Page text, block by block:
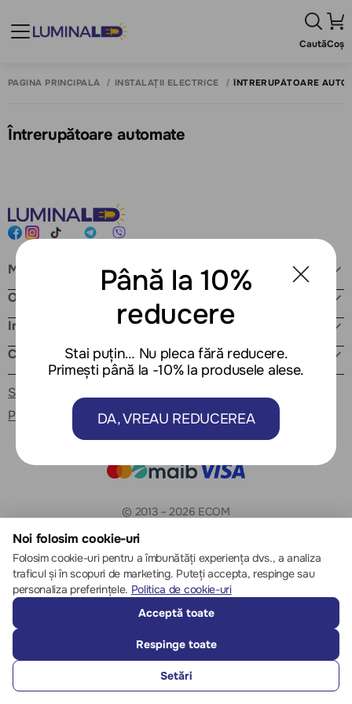
CautăCoș
PAGINA PRINCIPALĂ INSTALAȚII ELECTRICE ÎNTRERUPĂTOARE
Întrerupătoare automate
Magazin online
Orar de lucru
Informații
Cum ne găsești
Setări cookie-uri
Politica de cookie-uri
© 2013 – 2026 ECOM
SUNĂ-NE FAVORITE CATALOG COMPARĂ AUTENTIFICARE
Până la 10%
reducere
Stai puțin… Nu pleca fără reducere.
Primești până la -10% la produsele alese.
DA, VREAU REDUCEREA
Noi folosim cookie-uri
Folosim cookie-uri pentru a îmbunătăți experiența dvs., a analiza
traficul și în scopuri de marketing. Puteți accepta, respinge sau
personaliza preferințele. Politica de cookie-uri
Acceptă toate
Respinge toate
Setări